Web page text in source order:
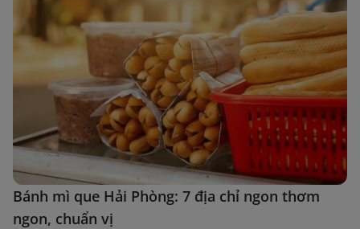
Bánh mì que Hải Phòng: 7 địa chỉ ngon thơm
ngon, chuẩn vị